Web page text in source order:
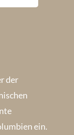
der
ein.